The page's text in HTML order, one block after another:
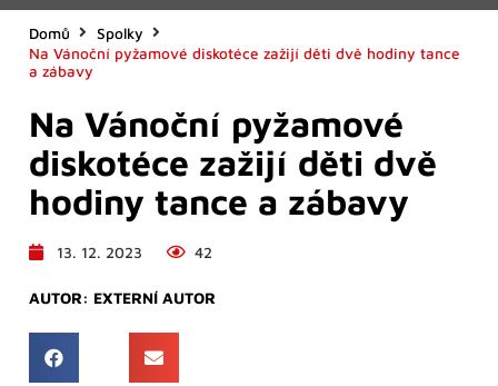
Domů
Spolky
Na Vánoční pyžamové diskotéce zažijí děti dvě hodiny tance
a zábavy
Na Vánoční pyžamové
diskotéce zažijí děti dvě
hodiny tance a zábavy
13. 12. 2023 42
AUTOR: EXTERNÍ AUTOR